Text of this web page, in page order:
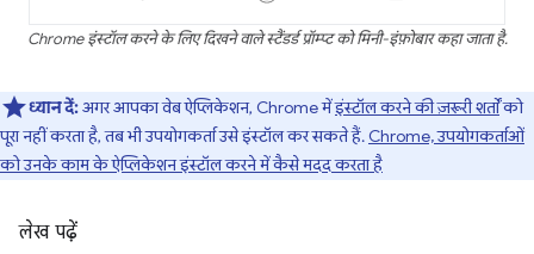
Chrome इंस्टॉल करने के लिए दिखने वाले स्टैंडर्ड प्रॉम्प्ट को मिनी-इंफ़ोबार कहा जाता है.
ध्यान दें:अगर आपका वेब ऐप्लिकेशन, Chrome मेंइंस्टॉल करने की ज़रूरी शर्तोंको
पूरा नहीं करता है, तब भी उपयोगकर्ता उसे इंस्टॉल कर सकते हैं. Chrome, उपयोगकर्ताओं
को उनके काम के ऐप्लिकेशन इंस्टॉल करने में कैसे मदद करता है
लेख पढ़ें